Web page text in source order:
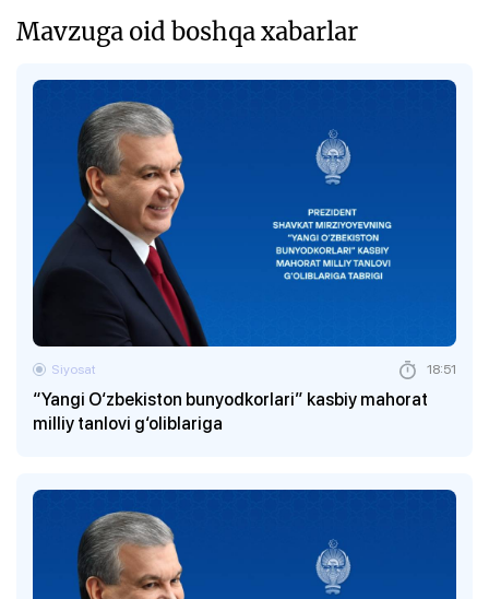
Mavzuga oid boshqa xabarlar
“Yangi O‘zbekiston bunyodkorlari” kasbiy mahorat
milliy tanlovi g‘oliblariga
Siyosat 18:51